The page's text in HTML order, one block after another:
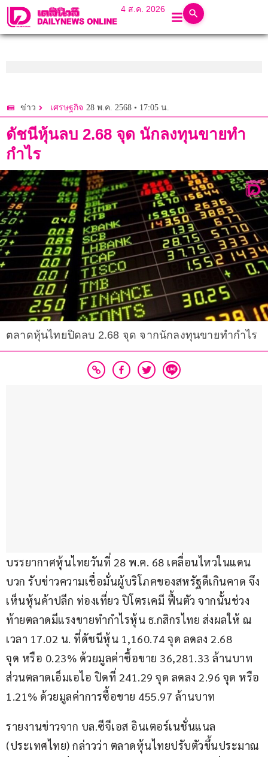
4 ส.ค. 2026
ข่าว เศรษฐกิจ 28 พ.ค. 2568 • 17:05 น.
ดัชนีหุ้นลบ 2.68 จุด นักลงทุนขายทำ
กำไร
ตลาดหุ้นไทยปิดลบ 2.68 จุด จากนักลงทุนขายทำกำไร
บรรยากาศหุ้นไทยวันที่ 28 พ.ค. 68 เคลื่อนไหวในแดน
บวก รับข่าวความเชื่อมั่นผู้บริโภคของสหรัฐดีเกินคาด จึง
เห็นหุ้นค้าปลีก ท่องเที่ยว ปิโตรเคมี ฟื้นตัว จากนั้นช่วง
ท้ายตลาดมีแรงขายทำกำไรหุ้น ธ.กสิกรไทย ส่งผลให้ ณ
เวลา 17.02 น. ที่ดัชนีหุ้น 1,160.74 จุด ลดลง 2.68
จุด หรือ 0.23% ด้วยมูลค่าซื้อขาย 36,281.33 ล้านบาท
ส่วนตลาดเอ็มเอไอ ปิดที่ 241.29 จุด ลดลง 2.96 จุด หรือ
1.21% ด้วยมูลค่าการซื้อขาย 455.97 ล้านบาท
รายงานข่าวจาก บล.ซีจีเอส อินเตอร์เนชั่นแนล
(ประเทศไทย) กล่าวว่า ตลาดหุ้นไทยปรับตัวขึ้นประมาณ